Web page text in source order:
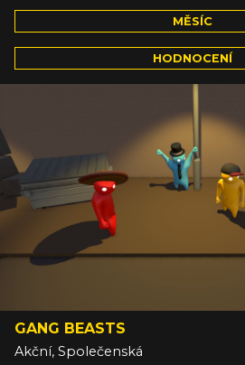
MĚSÍC
HODNOCENÍ
GANG BEASTS
Akční, Společenská